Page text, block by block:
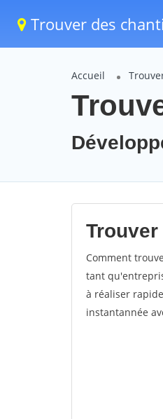
Trouver des
Accueil
Comment
tant
à réaliser
instantannée